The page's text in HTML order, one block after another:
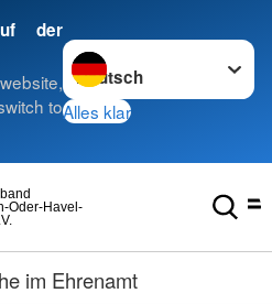
der
to
Sprache wechseln zu
Alles klar
Oder-Havel-
im Ehrenamt